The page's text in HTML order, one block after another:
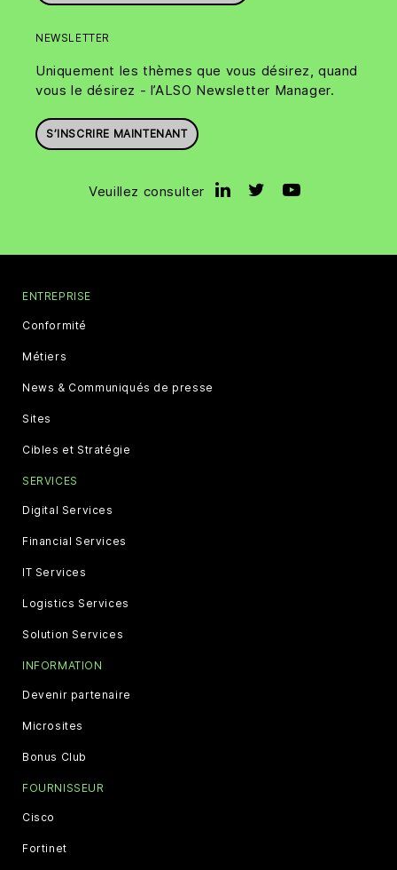
NEWSLETTER
Uniquement les thèmes que vous désirez, quand
vous le désirez - l’ALSO Newsletter Manager.
S’INSCRIRE MAINTENANT
Veuillez consulter
ENTREPRISE
Conformité
Métiers
News & Communiqués de presse
Sites
Cibles et Stratégie
SERVICES
Digital Services
Financial Services
IT Services
Logistics Services
Solution Services
INFORMATION
Devenir partenaire
Microsites
Bonus Club
FOURNISSEUR
Cisco
Fortinet